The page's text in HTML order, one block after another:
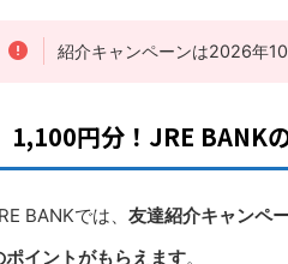
紹介キャンペーンは2026年
1,100円分！JRE BANK
BANKでは、 友達紹介キャンペ
ポイントがもらえます。